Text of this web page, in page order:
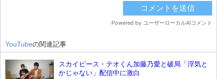
YouTubeの関連記事
スカイピース・テオくん加藤乃愛と破局「浮気と
かじゃない」配信中に激白